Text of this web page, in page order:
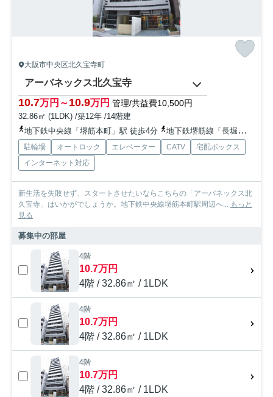
大阪市中央区北久宝寺町
アーバネックス北久宝寺
10.7万円～10.9万円 管理/共益費10,500円
32.86㎡ (1LDK) /築12年 /14階建
地下鉄中央線「堺筋本町」駅 徒歩4分
地下鉄堺筋線「長堀橋」駅 徒歩10分
駐輪場 オートロック エレベーター CATV
宅配ボックス
インターネット対応
新生活を失敗せず、スタートさせたいならこちらの「アーバネックス北
久宝寺」はいかがでしょうか。地下鉄中央線堺筋本町駅周辺へ... もっと
見る
募集中の部屋
4階
10.7万円
4階 / 32.86㎡ / 1LDK
4階
10.7万円
4階 / 32.86㎡ / 1LDK
4階
10.7万円
4階 / 32.86㎡ / 1LDK